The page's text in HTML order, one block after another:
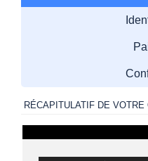
RÉCAPITULATIF DE VOTRE